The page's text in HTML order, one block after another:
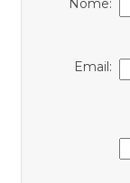
Nome:
Email: